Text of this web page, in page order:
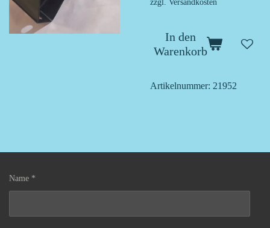
zzgl. Versandkosten
In den
Warenkorb
Artikelnummer: 21952
Name *